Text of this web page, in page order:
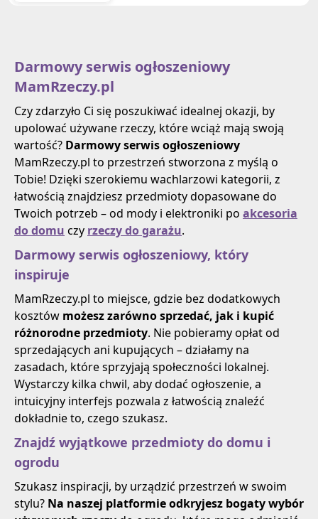
Darmowy serwis ogłoszeniowy
MamRzeczy.pl
Czy zdarzyło Ci się poszukiwać idealnej okazji, by
upolować używane rzeczy, które wciąż mają swoją
wartość? Darmowy serwis ogłoszeniowy
MamRzeczy.pl to przestrzeń stworzona z myślą o
Tobie! Dzięki szerokiemu wachlarzowi kategorii, z
łatwością znajdziesz przedmioty dopasowane do
Twoich potrzeb – od mody i elektroniki po akcesoria
do domu czy rzeczy do garażu.
Darmowy serwis ogłoszeniowy, który
inspiruje
MamRzeczy.pl to miejsce, gdzie bez dodatkowych
kosztów możesz zarówno sprzedać, jak i kupić
różnorodne przedmioty. Nie pobieramy opłat od
sprzedających ani kupujących – działamy na
zasadach, które sprzyjają społeczności lokalnej.
Wystarczy kilka chwil, aby dodać ogłoszenie, a
intuicyjny interfejs pozwala z łatwością znaleźć
dokładnie to, czego szukasz.
Znajdź wyjątkowe przedmioty do domu i
ogrodu
Szukasz inspiracji, by urządzić przestrzeń w swoim
stylu? Na naszej platformie odkryjesz bogaty wybór